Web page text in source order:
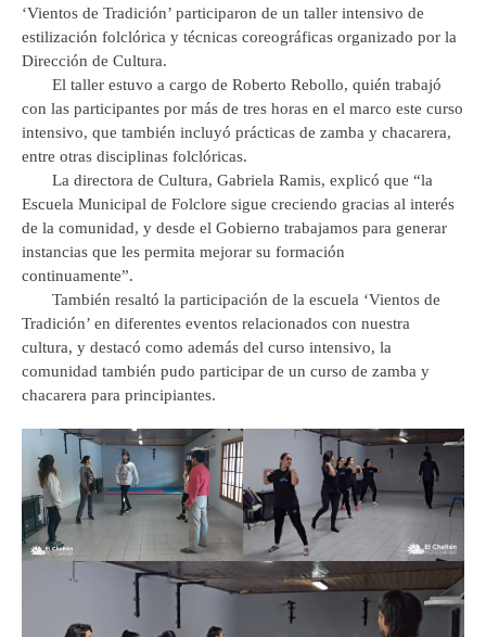
‘Vientos de Tradición’ participaron de un taller intensivo de
estilización folclórica y técnicas coreográficas organizado por la
Dirección de Cultura.
El taller estuvo a cargo de Roberto Rebollo, quién trabajó
con las participantes por más de tres horas en el marco este curso
intensivo, que también incluyó prácticas de zamba y chacarera,
entre otras disciplinas folclóricas.
La directora de Cultura, Gabriela Ramis, explicó que “la
Escuela Municipal de Folclore sigue creciendo gracias al interés
de la comunidad, y desde el Gobierno trabajamos para generar
instancias que les permita mejorar su formación
continuamente”.
También resaltó la participación de la escuela ‘Vientos de
Tradición’ en diferentes eventos relacionados con nuestra
cultura, y destacó como además del curso intensivo, la
comunidad también pudo participar de un curso de zamba y
chacarera para principiantes.